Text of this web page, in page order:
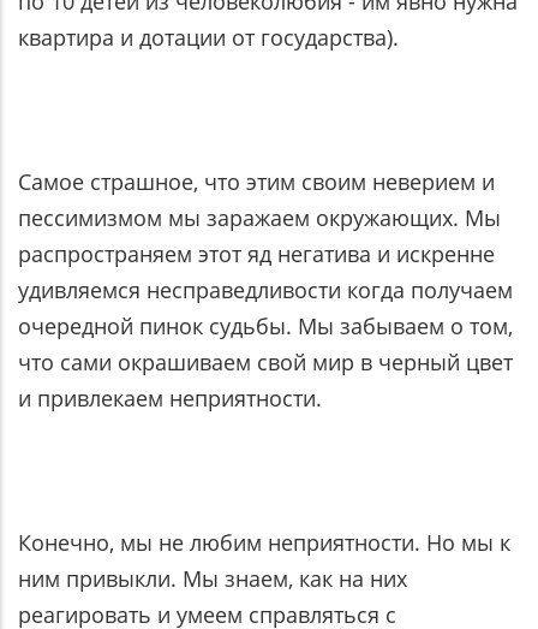
квартира и дотации от государства).
Самое страшное, что этим своим неверием и
пессимизмом мы заражаем окружающих. Мы
распространяем этот яд негатива и искренне
удивляемся несправедливости когда получаем
очередной пинок судьбы. Мы забываем о том,
что сами окрашиваем свой мир в черный цвет
и привлекаем неприятности.
Конечно, мы не любим неприятности. Но мы к
ним привыкли. Мы знаем, как на них
реагировать и умеем справляться с